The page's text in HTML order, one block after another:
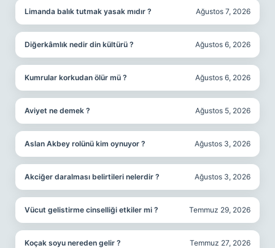
Limanda balık tutmak yasak mıdır ? Ağustos 7, 2026
Diğerkâmlık nedir din kültürü ? Ağustos 6, 2026
Kumrular korkudan ölür mü ? Ağustos 6, 2026
Aviyet ne demek ? Ağustos 5, 2026
Aslan Akbey rolünü kim oynuyor ? Ağustos 3, 2026
Akciğer daralması belirtileri nelerdir ? Ağustos 3, 2026
Vücut gelistirme cinselliği etkiler mi ? Temmuz 29, 2026
Koçak soyu nereden gelir ? Temmuz 27, 2026